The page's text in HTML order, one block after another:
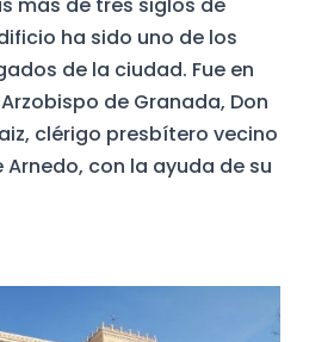
más de tres siglos de
ha sido uno de los
de la ciudad. Fue en
de Granada, Don
clérigo presbítero vecino
con la ayuda de su